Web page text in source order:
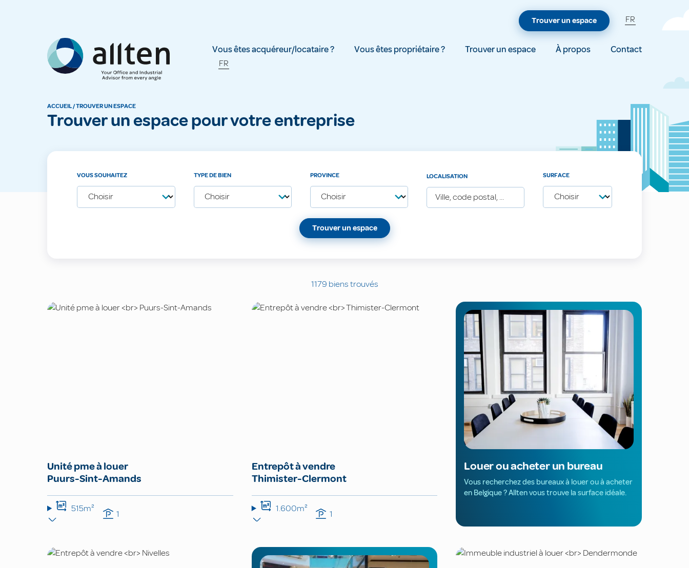
Allten
Vous êtes acquéreur/locataire ? Vous êtes propriétaire ? Trouver un espace À propos
Contact
FR
Trouver un espace FR
ACCUEIL/TROUVER UN ESPACE
Trouver un espace pour votre entreprise
VOUS SOUHAITEZ TYPE DE BIEN PROVINCE LOCALISATION SURFACE
Trouver un espace
1179 biens trouvés
Unité pme à louer
Puurs-Sint-Amands
515m² 1
Entrepôt à vendre
Thimister-Clermont
1.600m² 1
Louer ou acheter un bureau
Vous recherchez des bureaux à louer ou à acheter
en Belgique ? Allten vous trouve la surface idéale.